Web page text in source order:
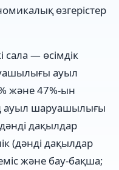
өзгерістер
— өсімдік
ауыл
жəне 47%-ын
ауыл шаруашылығы
дақылдар
(дəнді дақылдар
жəне бау-бақша;